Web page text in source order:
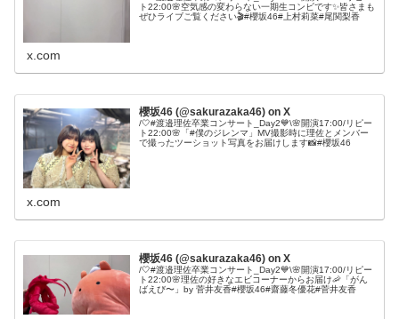
ト22:00🌸空気感の変わらない一期生コンビです✨皆さまも
ぜひライブご覧ください🎬#櫻坂46#上村莉菜#尾関梨香
x.com
櫻坂46 (@sakurazaka46) on X
/🤍#渡邉理佐卒業コンサート_Day2💙\🌸開演17:00/リピー
ト22:00🌸「#僕のジレンマ」MV撮影時に理佐とメンバー
で撮ったツーショット写真をお届けします📸#櫻坂46
x.com
櫻坂46 (@sakurazaka46) on X
/🤍#渡邉理佐卒業コンサート_Day2💙\🌸開演17:00/リピー
ト22:00🌸理佐の好きなエビコーナーからお届け🦐「がん
ばえび〜」by 菅井友香#櫻坂46#齋藤冬優花#菅井友香